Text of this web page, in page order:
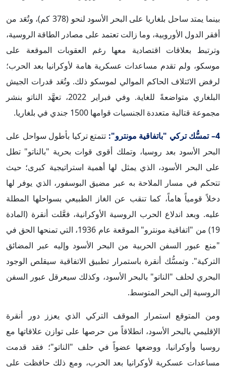
بينما يمتد ساحل بلغاريا على البحر الأسود لنحو (378 كم)، وتُعَد من
أفقر الدول الأوروبية، وما زالت تعتمد على مصادر الطاقة الروسية،
وترتبط بعلاقات اقتصادية معها رغم العقوبات الموقعة على
موسكو، ولم تقدم مساعدات عسكرية هامة لأوكرانيا بعد الحرب؛
لرفض الائتلاف الحاكم الموالي لموسكو ذلك. وتُعَد قدرات الجيش
البلغاري متواضعةً للغاية. وفي فبراير 2022، تعهَّد الناتو بنشر
مجموعة قتالية متعددة الجنسيات قوامها 1500 جندي في بلغاريا.
4– تمسُّك تركي "باتفاقية مونترو":
تتمتع تركيا بأطول سواحل على
البحر الأسود بعد روسيا، وتملك أقوى قوات بحرية "بالناتو" تطل
على البحر الأسود، الذي يمثل لها أهمية استراتيجية كبرى؛ حيث
تتحكم في مسار الملاحة به عبر مضيق البوسفور، الذي يوفر لها
دخلاً قومياً هاماً، كما تنقب عن الغاز الطبيعي بسواحلها المطلة
عليه. وبعد اندلاع الحرب الروسية الأوكرانية، فعَّلت أنقرة (المادة
19) من "اتفاقية مونترو" الموقعة عام 1936، التي تمنحها الحق في
"منع عبور السفن الحربية من البحر الأسود وإليه عبر المضائق
التركية". وتمسُّك أنقرة باستمرار تطبيق الاتفاقية سيقلص الوجود
البحري لحلف "الناتو" بالبحر الأسود، وكذلك سيعرقل عبور السفن
الروسية إلى البحر المتوسط.
ومن المتوقع استمرار الموقف التركي الذي يعزز دور أنقرة
الإقليمي بالبحر الأسود، انطلاقاً من حرصها على توازن علاقاتها مع
روسيا وأوكرانيا، ووضعها عضواً في حلف "الناتو"؛ فقد قدمت
مساعدات عسكرية لأوكرانيا بعد الحرب، ومع ذلك حافظت على